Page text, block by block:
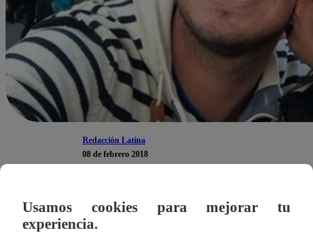
Redacción Latina
08 de febrero 2018
George Forsyth se luce junto a su futura esposa
en su cuenta de Instagram donde se le ve junto sus
Usamos cookies para mejorar tu
experiencia.